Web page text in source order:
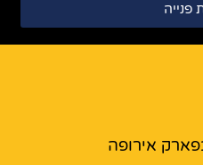
פנייה
אירופה